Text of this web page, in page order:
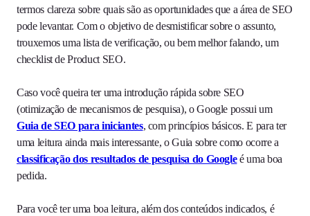
termos clareza sobre quais são as oportunidades que a área de SEO
pode levantar. Com o objetivo de desmistificar sobre o assunto,
trouxemos uma lista de verificação, ou bem melhor falando, um
checklist de Product SEO.
Caso você queira ter uma introdução rápida sobre SEO
(otimização de mecanismos de pesquisa), o Google possui um
Guia de SEO para iniciantes, com princípios básicos. E para ter
uma leitura ainda mais interessante, o Guia sobre como ocorre a
classificação dos resultados de pesquisa do Googleé uma boa
pedida.
Para você ter uma boa leitura, além dos conteúdos indicados, é